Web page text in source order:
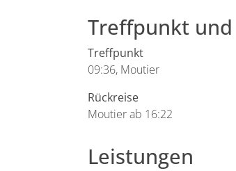
Treffpunkt und
Treffpunkt
09:36, Moutier
Rückreise
Moutier ab 16:22
Leistungen